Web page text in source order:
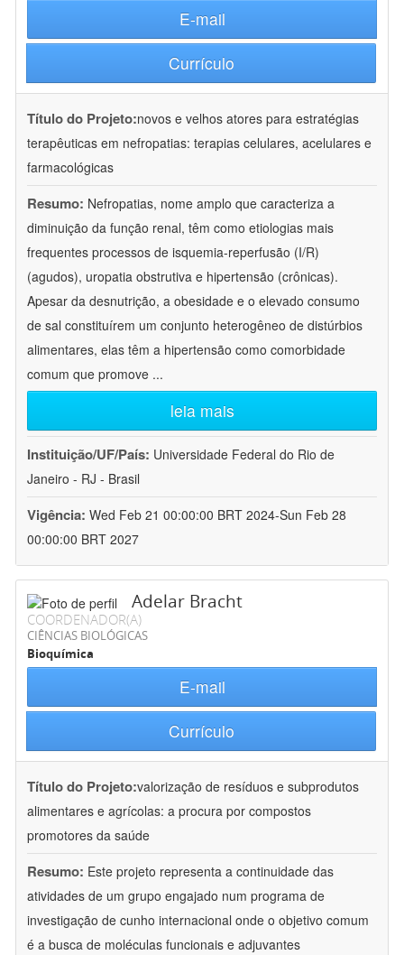
E-mail
Currículo
Título do Projeto:novos e velhos atores para estratégias
terapêuticas em nefropatias: terapias celulares, acelulares e
farmacológicas
Resumo: Nefropatias, nome amplo que caracteriza a
diminuição da função renal, têm como etiologias mais
frequentes processos de isquemia-reperfusão (I/R)
(agudos), uropatia obstrutiva e hipertensão (crônicas).
Apesar da desnutrição, a obesidade e o elevado consumo
de sal constituírem um conjunto heterogêneo de distúrbios
alimentares, elas têm a hipertensão como comorbidade
comum que promove ...
leia mais
Instituição/UF/País: Universidade Federal do Rio de
Janeiro - RJ - Brasil
Vigência: Wed Feb 21 00:00:00 BRT 2024-Sun Feb 28
00:00:00 BRT 2027
Adelar Bracht
COORDENADOR(A)
CIÊNCIAS BIOLÓGICAS
Bioquímica
E-mail
Currículo
Título do Projeto:valorização de resíduos e subprodutos
alimentares e agrícolas: a procura por compostos
promotores da saúde
Resumo: Este projeto representa a continuidade das
atividades de um grupo engajado num programa de
investigação de cunho internacional onde o objetivo comum
é a busca de moléculas funcionais e adjuvantes